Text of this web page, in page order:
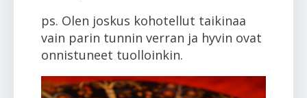
ps. Olen joskus kohotellut taikinaa
vain parin tunnin verran ja hyvin ovat
onnistuneet tuolloinkin.